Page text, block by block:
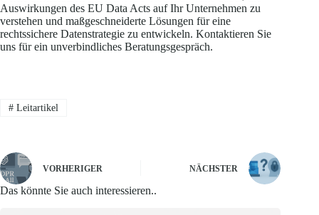
Auswirkungen des EU Data Acts auf Ihr Unternehmen zu
verstehen und maßgeschneiderte Lösungen für eine
rechtssichere Datenstrategie zu entwickeln. Kontaktieren Sie
uns für ein unverbindliches Beratungsgespräch.
#Leitartikel
VORHERIGER NÄCHSTER
Das könnte Sie auch interessieren..